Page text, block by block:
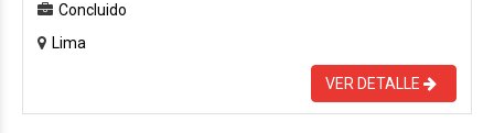
Concluido
Lima
VER DETALLE